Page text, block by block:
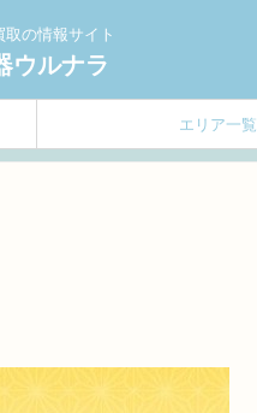
取の情報サイト
ウルナラ
エリア一覧